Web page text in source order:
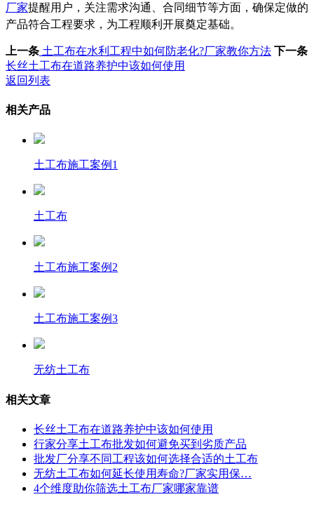
厂家提醒用户，关注需求沟通、合同细节等方面，确保定做的
产品符合工程要求，为工程顺利开展奠定基础。
上一条 土工布在水利工程中如何防老化?厂家教你方法 下一条
长丝土工布在道路养护中该如何使用
返回列表
相关产品
土工布施工案例1
土工布
土工布施工案例2
土工布施工案例3
无纺土工布
相关文章
长丝土工布在道路养护中该如何使用
行家分享土工布批发如何避免买到劣质产品
批发厂分享不同工程该如何选择合适的土工布
无纺土工布如何延长使用寿命?厂家实用保…
4个维度助你筛选土工布厂家哪家靠谱